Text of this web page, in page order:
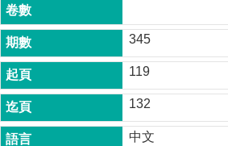
士
班
在
職
專
班
學
345
119
132
中文